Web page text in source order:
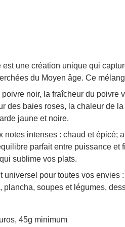
une création unique qui
du Moyen âge. Ce
noir, la fraîcheur du poivre
des baies roses, la chaleur de
jaune et noire.
notes intenses : chaud et épicé;
parfait entre puissance et
sublime vos plats.
universel pour toutes vos envies
plancha, soupes et légumes,
45g minimum